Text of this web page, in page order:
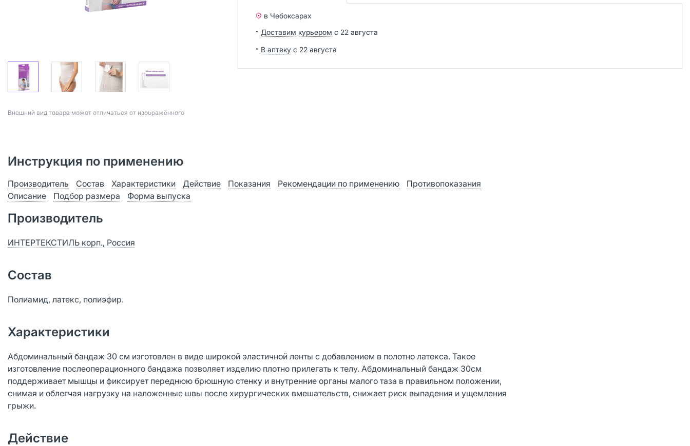
Bнешний вид товара может отличаться от изображённого
в Чебоксарах
Доставим курьером с 22 августа
В аптеку с 22 августа
Инструкция по применению
Производитель Состав Характеристики Действие Показания Рекомендации по применению
Противопоказания
Описание
Подбор размера Форма выпуска
Производитель
ИНТЕРТЕКСТИЛЬ корп., Россия
Состав
Полиамид, латекс, полиэфир.
Характеристики
Абдоминальный бандаж 30 см изготовлен в виде широкой эластичной ленты с добавлением в полотно латекса. Такое
изготовление послеоперационного бандажа позволяет изделию плотно прилегать к телу. Абдоминальный бандаж 30см
поддерживает мышцы и фиксирует переднюю брюшную стенку и внутренние органы малого таза в правильном положении,
снимая и облегчая нагрузку на наложенные швы после хирургических вмешательств, снижает риск выпадения и ущемления
грыжи.
Действие